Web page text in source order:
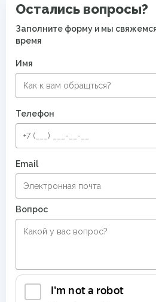
Остались вопросы?
Заполните форму и мы
время
Имя
Телефон
Email
Вопрос